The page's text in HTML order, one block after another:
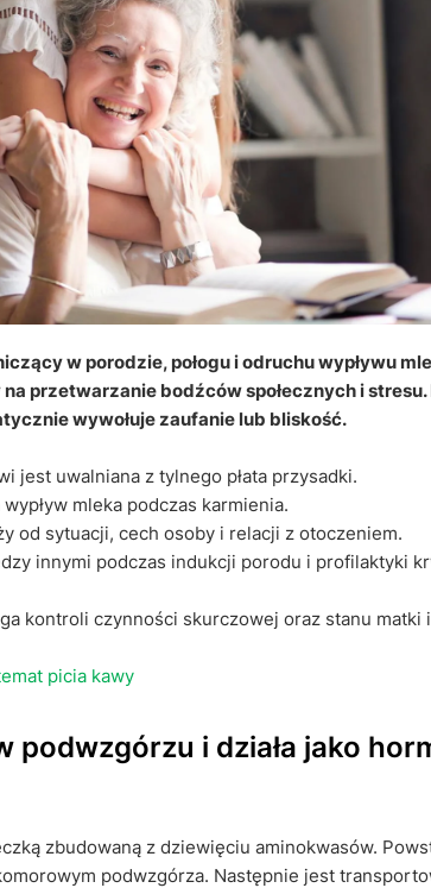
w porodzie, połogu i odruchu wypływu
przetwarzanie bodźców społecznych i
wywołuje zaufanie lub bliskość.
jest uwalniana z tylnego płata przysadki.
mleka podczas karmienia.
od sytuacji, cech osoby i relacji z otoczeniem.
innymi podczas indukcji porodu i profilaktyki
kontroli czynności skurczowej oraz stanu matki i
picia kawy
i działa jako
zbudowaną z dziewięciu aminokwasów.
podwzgórza. Następnie jest